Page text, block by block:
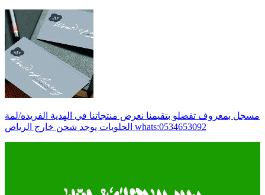
مسجل بمعروف تفضلو بتقيمنا نعرض منتجاتنا في الهدية الفريده/لمة
الحلويات يوجد شحن خارج الرياض whats:0534653092